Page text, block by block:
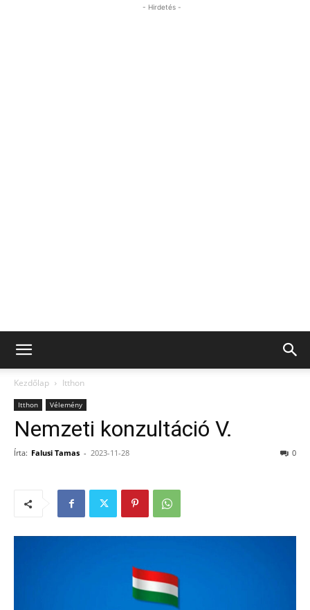
- Hirdetés -
Kezdőlap Itthon
Itthon Vélemény
Nemzeti konzultáció V.
Írta: Falusi Tamas - 2023-11-28 0